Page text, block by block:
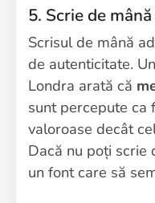
5. Scrie de
Scrisul de mână
de autenticitate.
Londra arată că
sunt percepute ca
valoroase decât
Dacă nu poți scrie
un font care să